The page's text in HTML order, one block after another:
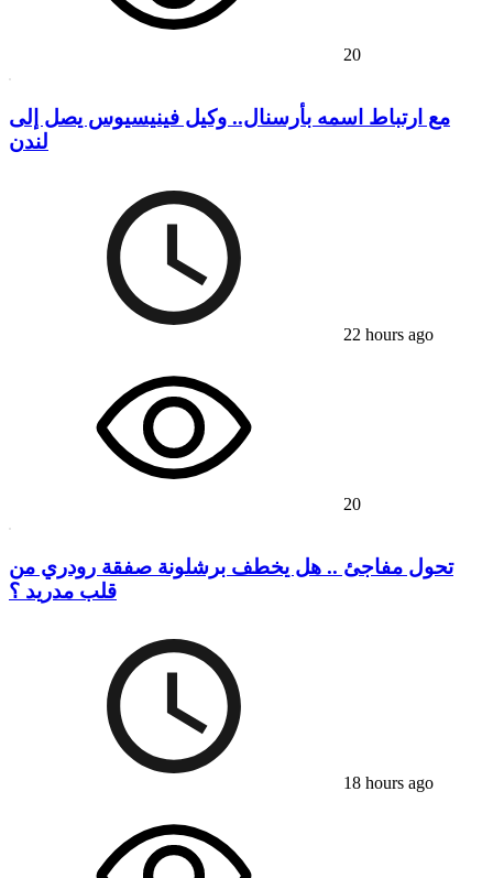
20
مع ارتباط اسمه بأرسنال.. وكيل فينيسيوس يصل إلى
لندن
22 hours ago
20
تحول مفاجئ .. هل يخطف برشلونة صفقة رودري من
قلب مدريد ؟
18 hours ago